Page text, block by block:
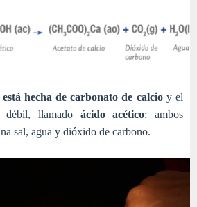
hecha de carbonato de calcioy el
llamado ácido acético; ambos
sal, agua y dióxido de carbono.